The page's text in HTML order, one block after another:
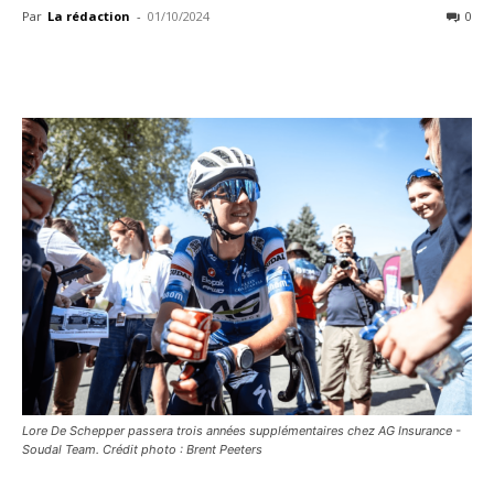
Par La rédaction - 01/10/2024 0
Lore De Schepper passera trois années supplémentaires chez AG Insurance -
Soudal Team. Crédit photo : Brent Peeters